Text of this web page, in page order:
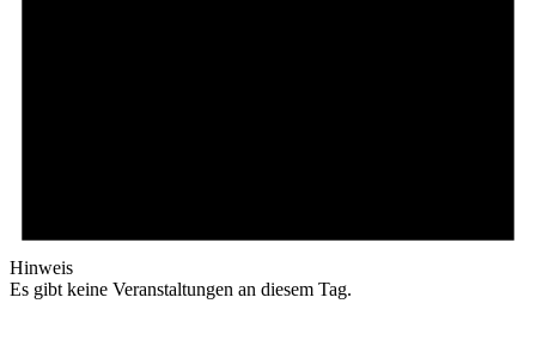
Hinweis
Es gibt keine Veranstaltungen an diesem Tag.